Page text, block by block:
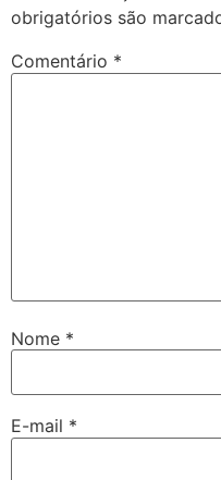
obrigatórios são
Comentário *
Nome *
E-mail *